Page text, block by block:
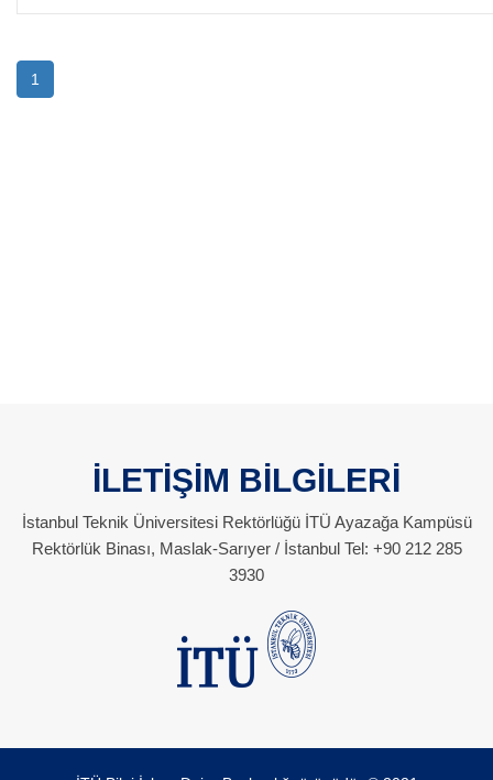
1
İLETİŞİM BİLGİLERİ
İstanbul Teknik Üniversitesi Rektörlüğü İTÜ Ayazağa Kampüsü
Rektörlük Binası, Maslak-Sarıyer / İstanbul Tel: +90 212 285
3930